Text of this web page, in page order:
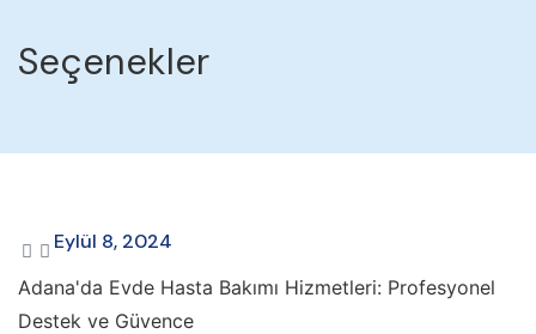
Seçenekler
Eylül 8, 2024
Adana'da Evde Hasta Bakımı Hizmetleri: Profesyonel
Destek ve Güvence